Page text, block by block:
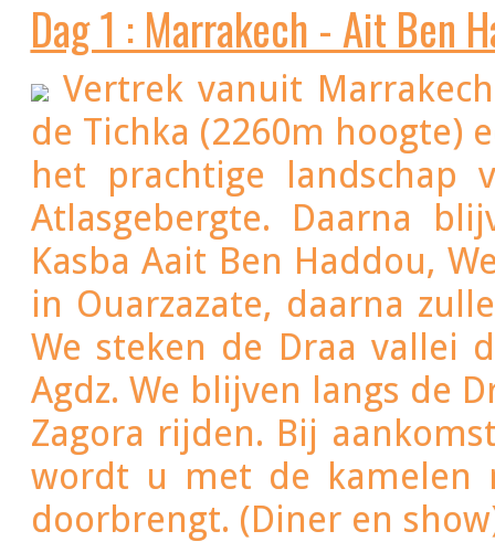
Dag 1 : Marrakech - Ait Ben
Vertrek vanuit
de Tichka (2260m hoogte)
het prachtige landschap
Atlasgebergte. Daarna
Kasba Aait Ben Haddou,
in Ouarzazate, daarna
We steken de Draa vallei
Agdz. We blijven langs de Draa vallei van Duizend
Zagora rijden. Bij
wordt u met de kamelen
doorbrengt. (Diner en